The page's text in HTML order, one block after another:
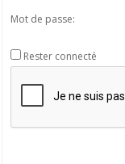
Mot de passe:
Rester connecté